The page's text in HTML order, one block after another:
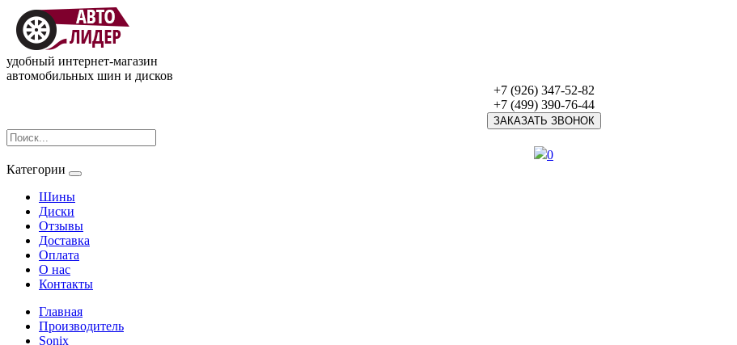
удобный интернет-магазин
автомобильных шин и дисков
+7 (926) 347-52-82
+7 (499) 390-76-44
ЗАКАЗАТЬ ЗВОНОК
0
Категории
Шины
Диски
Отзывы
Доставка
Оплата
О нас
Контакты
Главная
Производитель
Sonix